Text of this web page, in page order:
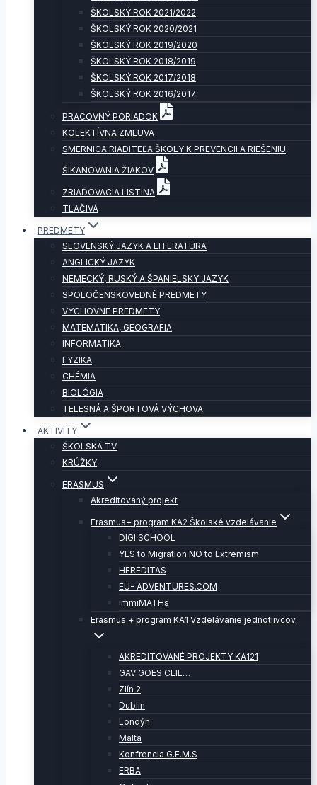
ŠKOLSKÝ ROK 2021/2022
ŠKOLSKÝ ROK 2020/2021
ŠKOLSKÝ ROK 2019/2020
ŠKOLSKÝ ROK 2018/2019
ŠKOLSKÝ ROK 2017/2018
ŠKOLSKÝ ROK 2016/2017
PRACOVNÝ PORIADOK
KOLEKTÍVNA ZMLUVA
SMERNICA RIADITEĽA ŠKOLY K PREVENCII A RIEŠENIU
ŠIKANOVANIA ŽIAKOV
ZRIAĎOVACIA LISTINA
TLAČIVÁ
PREDMETY
SLOVENSKÝ JAZYK A LITERATÚRA
ANGLICKÝ JAZYK
NEMECKÝ, RUSKÝ A ŠPANIELSKY JAZYK
SPOLOČENSKOVEDNÉ PREDMETY
VÝCHOVNÉ PREDMETY
MATEMATIKA, GEOGRAFIA
INFORMATIKA
FYZIKA
CHÉMIA
BIOLÓGIA
TELESNÁ A ŠPORTOVÁ VÝCHOVA
AKTIVITY
ŠKOLSKÁ TV
KRÚŽKY
ERASMUS
Akreditovaný projekt
Erasmus+ program KA2 Školské vzdelávanie
DIGI SCHOOL
YES to Migration NO to Extremism
HEREDITAS
EU- ADVENTURES.COM
immiMATHs
Erasmus + program KA1 Vzdelávanie jednotlivcov
AKREDITOVANÉ PROJEKTY KA121
GAV GOES CLIL…
Zlín 2
Dublin
Londýn
Malta
Konfrencia G.E.M.S
ERBA